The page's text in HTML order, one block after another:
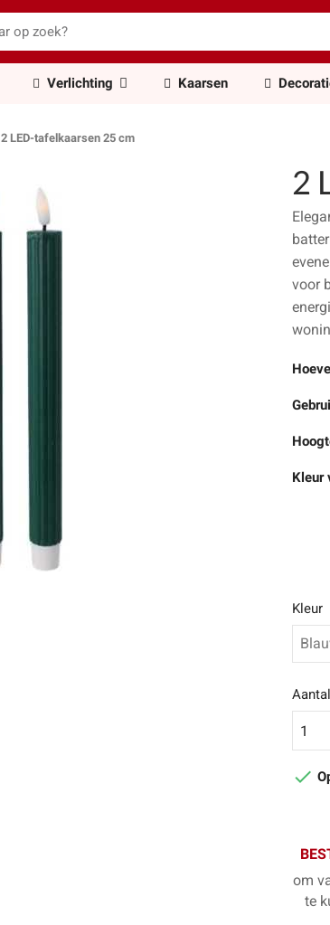
Verlichting Kaarsen
2 LED-tafelkaarsen 25 cm
2
voor
Kleur
Kleur
Aantal

om
te